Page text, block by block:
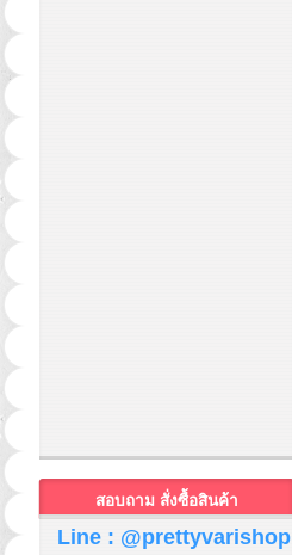
สอบถาม สั่งซื้อสินค้า
Line : @prettyvarishop